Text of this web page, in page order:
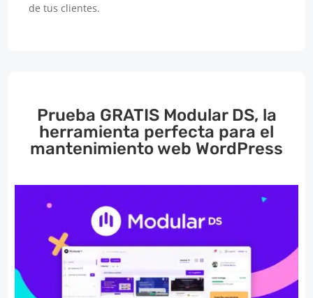
de tus clientes.
Prueba GRATIS Modular DS, la
herramienta perfecta para el
mantenimiento web WordPress